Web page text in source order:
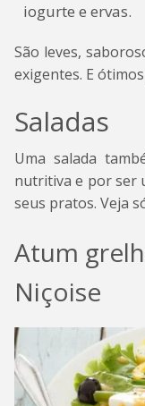
iogurte e ervas.
São leves,
exigentes. E
Saladas
Uma salada
nutritiva e por ser
seus pratos. Veja
Atum
Niçoise